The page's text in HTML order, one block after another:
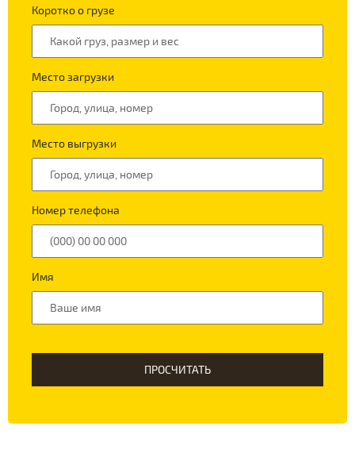
Коротко о грузе
Место загрузки
Место выгрузки
Номер телефона
Имя
ПРОСЧИТАТЬ